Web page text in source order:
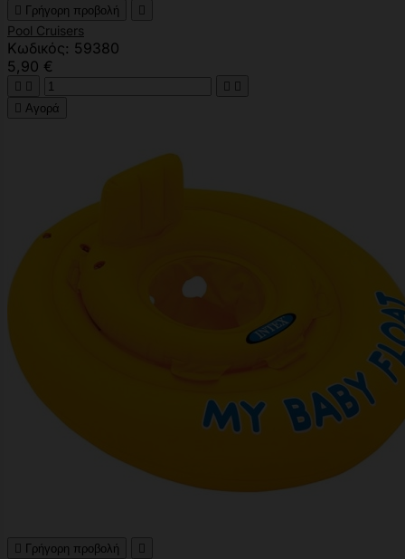
 Γρήγορη προβολή 
Pool Cruisers
Κωδικός: 59380
5,90 €
   
 Αγορά
 Γρήγορη προβολή 